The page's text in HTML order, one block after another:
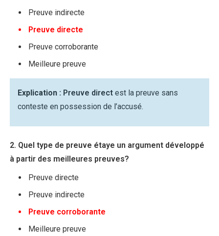
Preuve indirecte
Preuve directe
Preuve corroborante
Meilleure preuve
Explication : Preuve direct est la preuve sans
conteste en possession de l’accusé.
2. Quel type de preuve étaye un argument développé
à partir des meilleures preuves?
Preuve directe
Preuve indirecte
Preuve corroborante
Meilleure preuve